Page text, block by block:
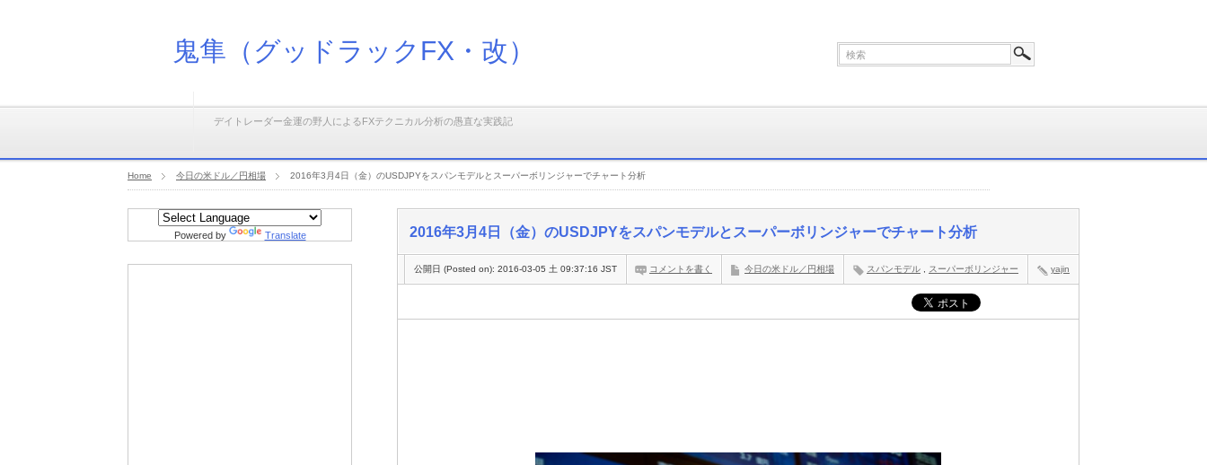
鬼隼（グッドラックFX・改）
デイトレーダー金運の野人によるFXテクニカル分析の愚直な実践記
Home 今日の米ドル／円相場 2016年3月4日（金）のUSDJPYをスパンモデルとスーパーボリンジャーでチャート分析
2016年3月4日（金）のUSDJPYをスパンモデルとスーパーボリンジャーでチャート分析
yajin
スパンモデル スーパーボリンジャー
今日の米ドル／円相場
コメントを書く
公開日 (Posted on): 2016-03-05 土 09:37:16 JST
Powered by Translate